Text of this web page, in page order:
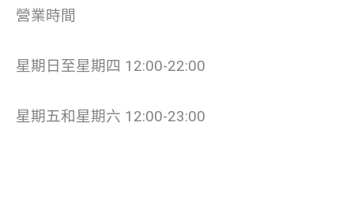
營業時間
星期日至星期四 12:00-22:00
星期五和星期六 12:00-23:00